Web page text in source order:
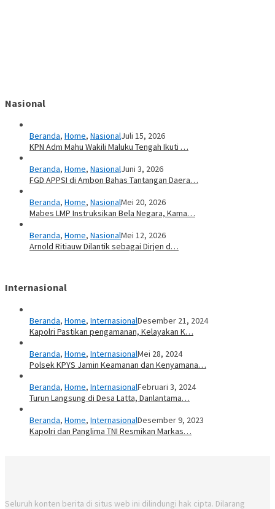
Nasional
Beranda, Home, NasionalJuli 15, 2026
KPN Adm Mahu Wakili Maluku Tengah Ikuti …
Beranda, Home, NasionalJuni 3, 2026
FGD APPSI di Ambon Bahas Tantangan Daera…
Beranda, Home, NasionalMei 20, 2026
Mabes LMP Instruksikan Bela Negara, Kama…
Beranda, Home, NasionalMei 12, 2026
Arnold Ritiauw Dilantik sebagai Dirjen d…
Internasional
Beranda, Home, InternasionalDesember 21, 2024
Kapolri Pastikan pengamanan, Kelayakan K…
Beranda, Home, InternasionalMei 28, 2024
Polsek KPYS Jamin Keamanan dan Kenyamana…
Beranda, Home, InternasionalFebruari 3, 2024
Turun Langsung di Desa Latta, Danlantama…
Beranda, Home, InternasionalDesember 9, 2023
Kapolri dan Panglima TNI Resmikan Markas…
Seluruh konten berita di situs web ini dilindungi hak cipta. Dilarang